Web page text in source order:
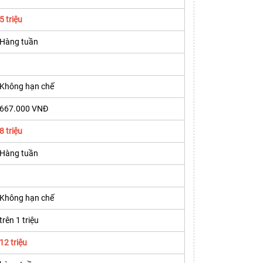
5 triệu
Hàng tuần
Không hạn chế
667.000 VNĐ
8 triệu
Hàng tuần
Không hạn chế
trên 1 triệu
12 triệu